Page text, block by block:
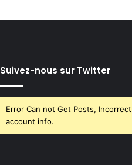
Suivez-nous sur Twitter
Error Can not Get Posts, Incorrect
account info.